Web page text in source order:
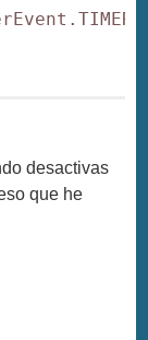
desactivas
que he